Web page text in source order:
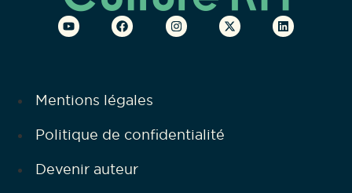
Mentions légales
Politique de confidentialité
Devenir auteur